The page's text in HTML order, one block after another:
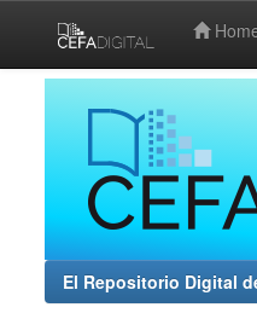
El Repositorio Digital